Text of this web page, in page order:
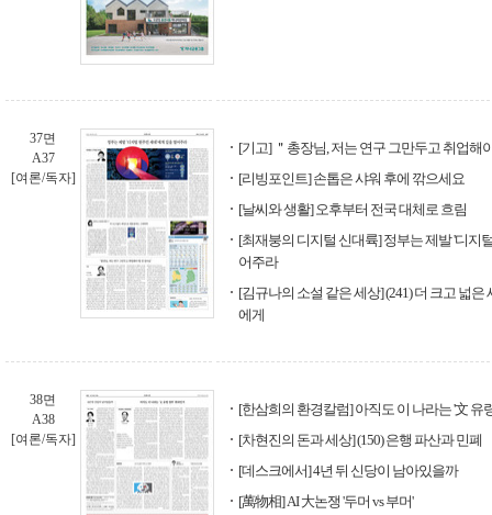
37면
A37
[여론/독자]
[기고] ＂총장님, 저는 연구 그만두고 취업해
[리빙포인트] 손톱은 샤워 후에 깎으세요
[날씨와 생활] 오후부터 전국 대체로 흐림
[최재붕의 디지털 신대륙] 정부는 제발 '디지
어주라
[김규나의 소설 같은 세상] (241) 더 크고 넓
에게
38면
A38
[여론/독자]
[한삼희의 환경칼럼] 아직도 이 나라는 '文 유
[차현진의 돈과 세상] (150) 은행 파산과 민폐
[데스크에서] 4년 뒤 신당이 남아있을까
[萬物相] AI 大논쟁 '두머 vs 부머'